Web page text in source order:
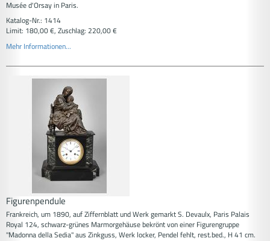
Musée d'Orsay in Paris.
Katalog-Nr.: 1414
Limit: 180,00 €, Zuschlag: 220,00 €
Mehr Informationen...
Figurenpendule
Frankreich, um 1890, auf Ziffernblatt und Werk gemarkt S. Devaulx, Paris Palais
Royal 124, schwarz-grünes Marmorgehäuse bekrönt von einer Figurengruppe
"Madonna della Sedia" aus Zinkguss, Werk locker, Pendel fehlt, rest.bed., H 41 cm.